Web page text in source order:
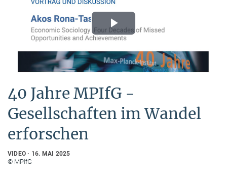
Play
Video
40 Jahre MPIfG -
Gesellschaften im Wandel
erforschen
VIDEO 16. MAI 2025
© MPIfG